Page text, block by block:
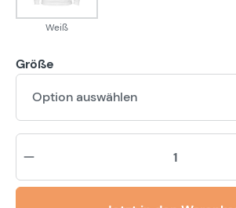
Weiß
Größe
Option auswählen